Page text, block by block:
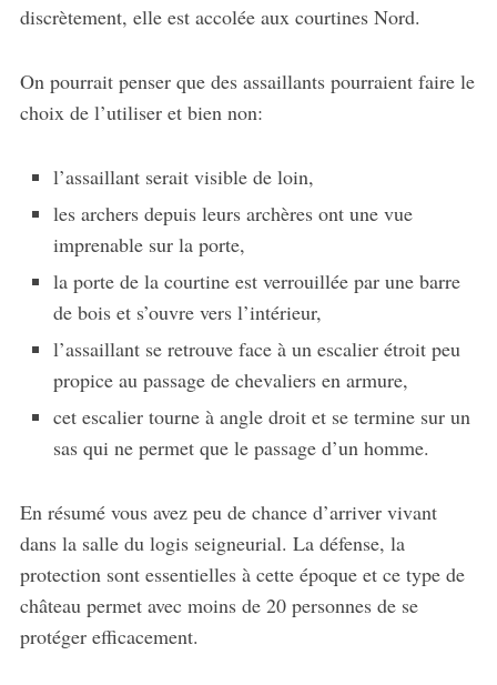
discrètement, elle est accolée aux courtines Nord.
On pourrait penser que des assaillants pourraient faire le
choix de l’utiliser et bien non:
l’assaillant serait visible de loin,
les archers depuis leurs archères ont une vue
imprenable sur la porte,
la porte de la courtine est verrouillée par une barre
de bois et s’ouvre vers l’intérieur,
l’assaillant se retrouve face à un escalier étroit peu
propice au passage de chevaliers en armure,
cet escalier tourne à angle droit et se termine sur un
sas qui ne permet que le passage d’un homme.
En résumé vous avez peu de chance d’arriver vivant
dans la salle du logis seigneurial. La défense, la
protection sont essentielles à cette époque et ce type de
château permet avec moins de 20 personnes de se
protéger efficacement.